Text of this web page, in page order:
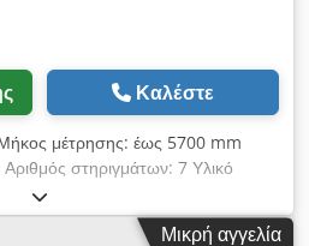
Καλέστε
μέτρησης: έως 5700 mm
στηριγμάτων: 7 Υλικό
Διαστάσεις (Μ x Π x Υ): 6,0 x 0,3 x
Το σύστημα μέτρησης μήκους
Μικρή αγγελία